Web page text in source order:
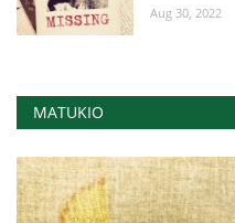
Aug 30, 2022
MATUKIO